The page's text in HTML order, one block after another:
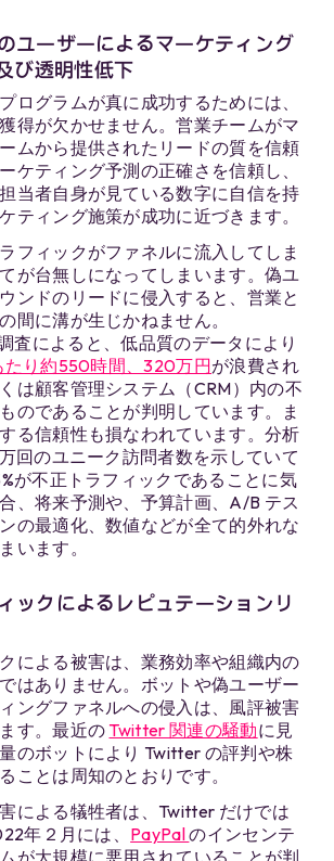
ユーザーによるマーケティング
び透明性低下
ログラムが真に成功するためには、
得が欠かせません。営業チームがマ
ムから提供されたリードの質を信頼
ケティング予測の正確さを信頼し、
当者自身が見ている数字に自信を持
ティング施策が成功に近づきます。
フィックがファネルに流入してしま
が台無しになってしまいます。偽ユ
ンドのリードに侵入すると、営業と
間に溝が生じかねません。
査によると、低品質のデータにより
たり約550時間、320万円が浪費され
は顧客管理システム（CRM）内の不
のであることが判明しています。ま
る信頼性も損なわれています。分析
回のユニーク訪問者数を示していて
が不正トラフィックであることに気
、将来予測や、予算計画、A/B テス
の最適化、数値などが全て的外れな
います。
ックによるレピュテーションリ
による被害は、業務効率や組織内の
はありません。ボットや偽ユーザー
ングファネルへの侵入は、風評被害
す。最近のTwitter 関連の騒動に見
のボットにより Twitter の評判や株
ことは周知のとおりです。
による犠牲者は、Twitter だけでは
年２月には、 PayPalのインセンテ
が大規模に悪用されていることが判